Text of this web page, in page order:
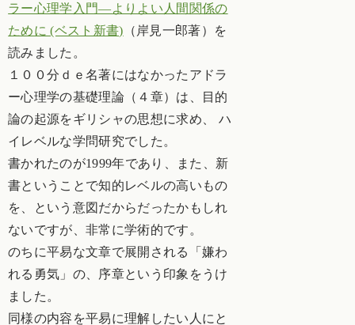
ラー心理学入門―よりよい人間関係の
ために (ベスト新書) （岸見一郎著）を
読みました。
１００分ｄｅ名著にはなかったアドラ
ー心理学の基礎理論（４章）は、目的
論の起源をギリシャの思想に求め、 ハ
イレベルな学問研究でした。
書かれたのが1999年であり、また、新
書ということで知的レベルの高いもの
を、という意図だからだったかもしれ
ないですが、非常に学術的です。
のちに平易な文章で展開される「嫌わ
れる勇気」の、序章という印象をうけ
ました。
同様の内容を平易に理解したい人にと